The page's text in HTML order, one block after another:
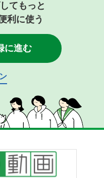
てもっと
利に使う
に進む